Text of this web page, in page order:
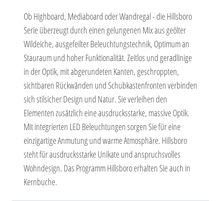
Ob Highboard, Mediaboard oder Wandregal - die Hillsboro
Serie überzeugt durch einen gelungenen Mix aus geölter
Wildeiche, ausgefeilter Beleuchtungstechnik, Optimum an
Stauraum und hoher Funktionalität. Zeitlos und geradlinige
in der Optik, mit abgerundeten Kanten, geschroppten,
sichtbaren Rückwänden und Schubkastenfronten verbinden
sich stilsicher Design und Natur. Sie verleihen den
Elementen zusätzlich eine ausdrucksstarke, massive Optik.
Mit integrierten LED Beleuchtungen sorgen Sie für eine
einzigartige Anmutung und warme Atmosphäre. Hillsboro
steht für ausdrucksstarke Unikate und anspruchsvolles
Wohndesign. Das Programm Hillsboro erhalten Sie auch in
Kernbuche.